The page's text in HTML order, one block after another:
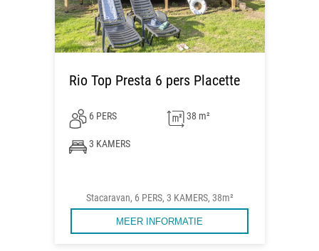
Rio Top Presta 6 pers Placette
6 PERS 38 m²
3 KAMERS
Stacaravan, 6 PERS, 3 KAMERS, 38m²
MEER INFORMATIE